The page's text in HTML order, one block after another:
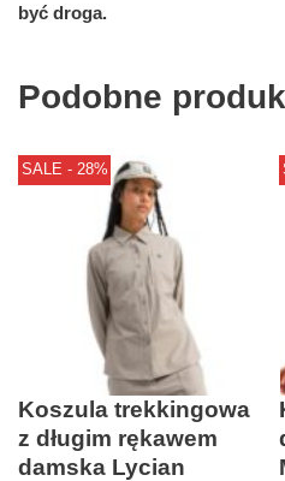
być droga.
Podobne
SALE - 28%
Koszula trekkingowa
z długim rękawem
damska Lycian